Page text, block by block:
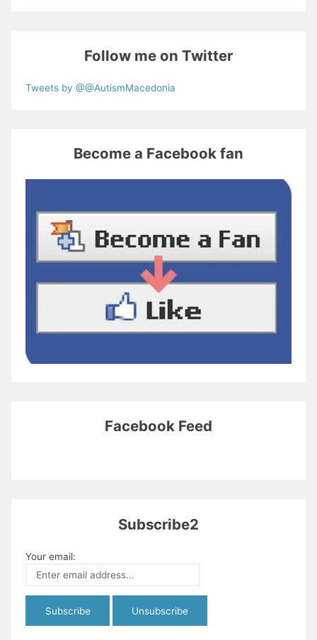
Follow me on Twitter
Tweets by @@AutismMacedonia
Become a Facebook fan
Facebook Feed
Subscribe2
Your email: